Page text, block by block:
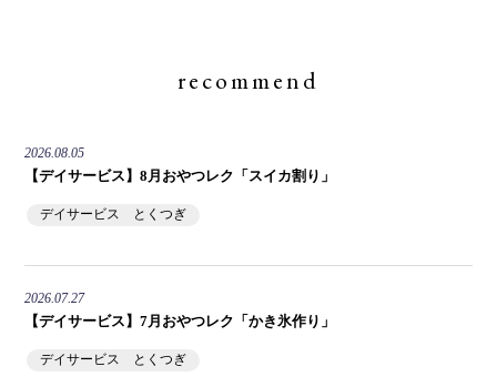
recommend
2026.08.05
【デイサービス】8月おやつレク「スイカ割り」
デイサービス とくつぎ
2026.07.27
【デイサービス】7月おやつレク「かき氷作り」
デイサービス とくつぎ